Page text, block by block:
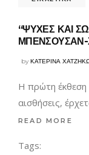
“ΨΥΧΕΣ ΚΑΙ
byΚΑΤΕΡΙΝΑ
Η πρώτη έκθεση
αισθήσεις,
READ MORE
Tags: